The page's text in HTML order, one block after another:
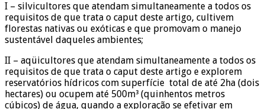
I – silvicultores que atendam simultaneamente a todos os
requisitos de que trata o caput deste artigo, cultivem
florestas nativas ou exóticas e que promovam o manejo
sustentável daqueles ambientes;
II – aqüicultores que atendam simultaneamente a todos os
requisitos de que trata o caput deste artigo e explorem
reservatórios hídricos com superfície total de até 2ha (dois
hectares) ou ocupem até 500m³ (quinhentos metros
cúbicos) de água, quando a exploração se efetivar em